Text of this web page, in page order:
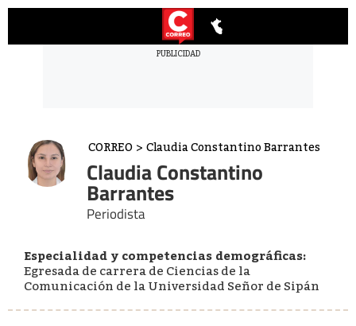
CORREO > Claudia Constantino Barrantes
Claudia Constantino
Barrantes
Periodista
Especialidad y competencias demográficas:
Egresada de carrera de Ciencias de la
Comunicación de la Universidad Señor de Sipán